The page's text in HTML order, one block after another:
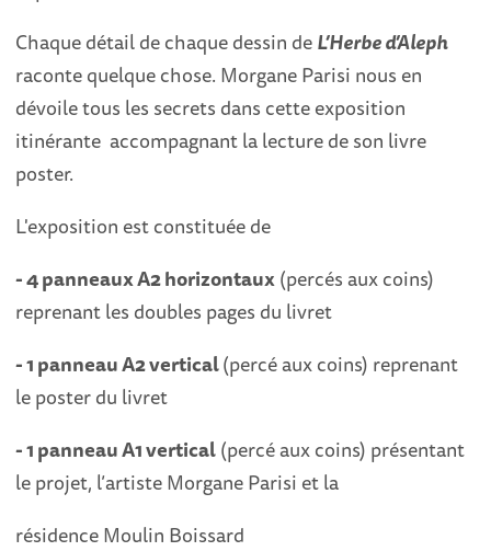
Chaque détail de chaque dessin deL’Herbe d’Aleph
raconte quelque chose. Morgane Parisi nous en
dévoile tous les secrets dans cette exposition
itinérante accompagnant la lecture de son livre
poster.
L'exposition est constituée de
- 4 panneaux A2 horizontaux(percés aux coins)
reprenant les doubles pages du livret
- 1 panneau A2 vertical(percé aux coins) reprenant
le poster du livret
- 1 panneau A1 vertical(percé aux coins) présentant
le projet, l’artiste Morgane Parisi et la
résidence Moulin Boissard